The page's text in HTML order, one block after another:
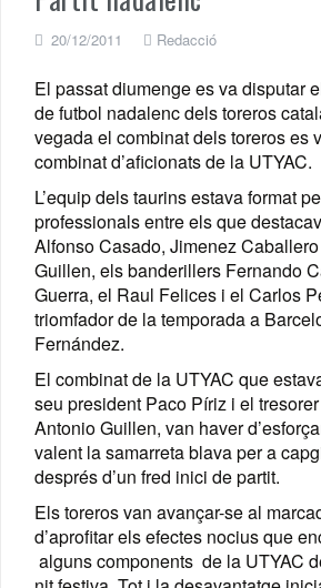
20/12/2011 Redacció
El passat diumenge es va disputar
de futbol nadalenc dels toreros
vegada el combinat dels toreros es
combinat d’aficionats de la UTYAC.
L’equip dels taurins estava format
professionals entre els que
Alfonso Casado, Jimenez
Guillen, els banderillers Fernando
Guerra, el Raul Felices i el Carlos
triomfador de la temporada a
Fernández.
El combinat de la UTYAC que
seu president Paco Píriz i el tresorer
Antonio Guillen, van haver
valent la samarreta blava per a
després d’un fred inici de partit.
Els toreros van avançar-se al
d’aprofitar els efectes nocius que
alguns components de la UTYAC